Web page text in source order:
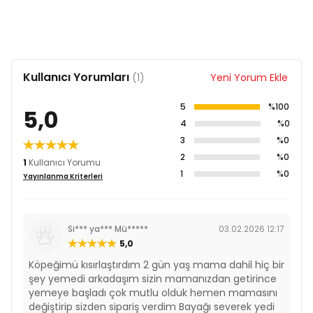
Biberiye Özü 80 mg/kg
Vitamin B1 110 mg/kg
B2 Vitamin 20 mg/kg
Niasin 200 mg/kg
Kalsiyum D-Pantotenat 60 mg/kg
Vitamin B6 35 mg/kg
Kullanıcı Yorumları (1) Yeni Yorum Ekle
5,0
1 Kullanıcı Yorumu
Yayınlanma Kriterleri
5
%100
4
%0
3
%0
2
%0
1
%0
Si*** ya*** Mü*****
03.02.2026 12:17
5,0
Köpeğimü kısırlaştırdım 2 gün yaş mama dahil hiç bir
şey yemedi arkadaşım sizin mamanızdan getirince
yemeye başladı çok mutlu olduk hemen mamasını
değiştirip sizden sipariş verdim Bayağı severek yedi